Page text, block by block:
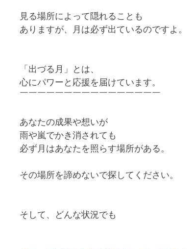
見る場所によって隠れることも
ありますが、月は必ず出ているのですよ。
「出づる月」とは、
心にパワーと応援を届けています。
￣￣￣￣￣￣￣￣￣￣￣￣￣￣￣￣
あなたの成果や想いが
雨や嵐でかき消されても
必ず月はあなたを照らす場所がある。
その場所を諦めないで探してください。
そして、どんな状況でも